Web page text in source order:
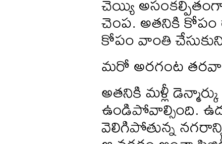
చెంప. అతనికి కోపం
కోపం వాంతి
మరో అరగంట
అతనికి మళ్లీ
ఉండిపోవాల్సింది.
వెలిగిపోతున్న